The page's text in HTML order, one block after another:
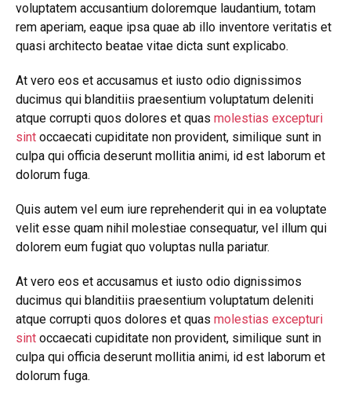
voluptatem accusantium doloremque laudantium, totam
rem aperiam, eaque ipsa quae ab illo inventore veritatis et
quasi architecto beatae vitae dicta sunt explicabo.
At vero eos et accusamus et iusto odio dignissimos
ducimus qui blanditiis praesentium voluptatum deleniti
atque corrupti quos dolores et quas molestias excepturi
sint occaecati cupiditate non provident, similique sunt in
culpa qui officia deserunt mollitia animi, id est laborum et
dolorum fuga.
Quis autem vel eum iure reprehenderit qui in ea voluptate
velit esse quam nihil molestiae consequatur, vel illum qui
dolorem eum fugiat quo voluptas nulla pariatur.
At vero eos et accusamus et iusto odio dignissimos
ducimus qui blanditiis praesentium voluptatum deleniti
atque corrupti quos dolores et quas molestias excepturi
sint occaecati cupiditate non provident, similique sunt in
culpa qui officia deserunt mollitia animi, id est laborum et
dolorum fuga.